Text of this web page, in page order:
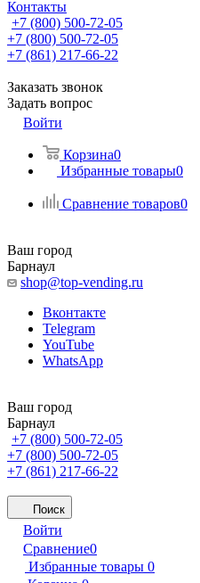
Контакты
+7 (800) 500-72-05
+7 (800) 500-72-05
+7 (861) 217-66-22
Заказать звонок
Задать вопрос
Войти
Корзина0
Избранные товары0
Сравнение товаров0
Ваш город
Барнаул
shop@top-vending.ru
Вконтакте
Telegram
YouTube
WhatsApp
Ваш город
Барнаул
+7 (800) 500-72-05
+7 (800) 500-72-05
+7 (861) 217-66-22
Поиск
Войти
Сравнение0
Избранные товары 0